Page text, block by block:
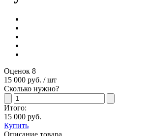
Оценок 8
15 000 руб. / шт
Сколько нужно?
Итого:
15 000 руб.
Купить
Описание товара